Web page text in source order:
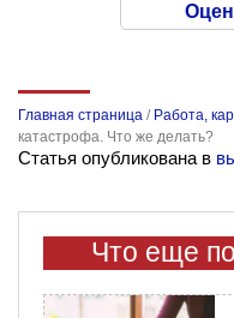
Главная страница / Работа,
катастрофа. Что же делать?
Статья опубликована в
Что еще